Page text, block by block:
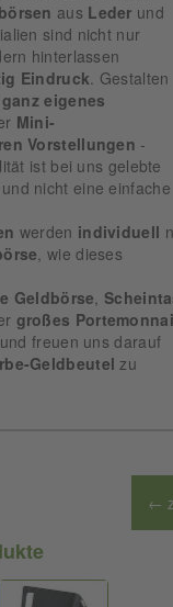
aus Leder und
sind nicht nur
hinterlassen
Eindruck. Gestalten
ganz eigenes
Mini-
Vorstellungen -
ist bei uns gelebte
nicht eine einfache
werden individuell
, wie dieses
Geldbörse,
großes
freuen uns darauf
Geldbeutel zu
←